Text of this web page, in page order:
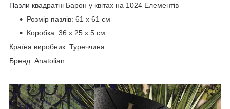
Пазли квадратні Барон у квітах на 1024 Елементів
Розмір пазлів: 61 х 61 см
Коробка: 36 x 25 x 5 см
Країна виробник: Туреччина
Бренд: Anatolian